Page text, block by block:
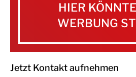
HIER
WERBUNG
Jetzt Kontakt aufnehmen